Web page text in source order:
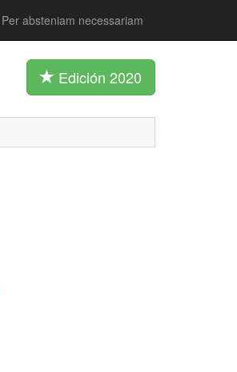
Per absteniam necessariam
Edición 2020